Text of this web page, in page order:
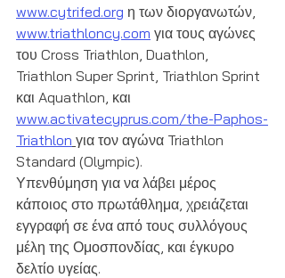
www.cytrifed.org η των διοργανωτών,
www.triathloncy.com για τους αγώνες
του Cross Triathlon, Duathlon,
Triathlon Super Sprint, Triathlon Sprint
και Aquathlon, και
www.activatecyprus.com/the-Paphos-
Triathlon για τον αγώνα Triathlon
Standard (Olympic).
Υπενθύμηση για να λάβει μέρος
κάποιος στο πρωτάθλημα, χρειάζεται
εγγραφή σε ένα από τους συλλόγους
μέλη της Ομοσπονδίας, και έγκυρο
δελτίο υγείας.